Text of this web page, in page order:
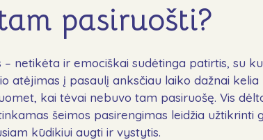
GPM
Naujienos
DUK
Kontaktai
pasiruošti?
– netikėta ir emociškai sudėtinga patirtis, su
atėjimas į pasaulį anksčiau laiko dažnai
kai tėvai nebuvo tam pasiruošę. Vis
šeimos pasirengimas leidžia užtikrinti
kūdikiui augti ir vystytis.